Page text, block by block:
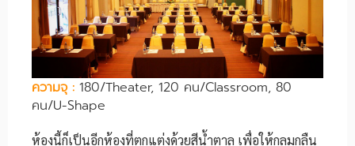
ความจุ : 180/Theater, 120 คน/Classroom, 80
คน/U-Shape
ห้องนี้ก็เป็นอีกห้องที่ตกแต่งด้วยสีน้ำตาล เพื่อให้กลมกลืน